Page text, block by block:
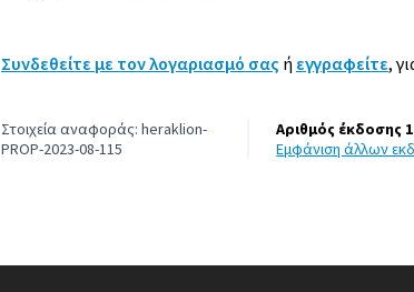
Συνδεθείτε με τον λογαριασμό σας ή εγγραφείτε,
Στοιχεία αναφοράς: heraklion-
PROP-2023-08-115
Αριθμός έκδοσης 1
εμφάνιση άλλων